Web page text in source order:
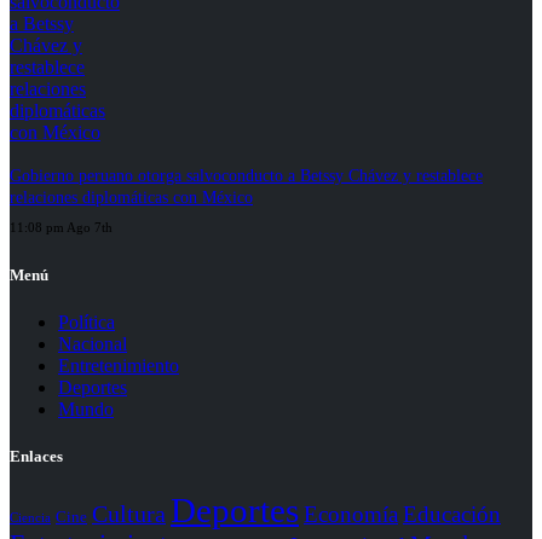
Gobierno peruano otorga salvoconducto a Betssy Chávez y restablece
relaciones diplomáticas con México
11:08 pm Ago 7th
Menú
Política
Nacional
Entretenimiento
Deportes
Mundo
Enlaces
Ciencia Cine Cultura DeportesEconomíaEducación